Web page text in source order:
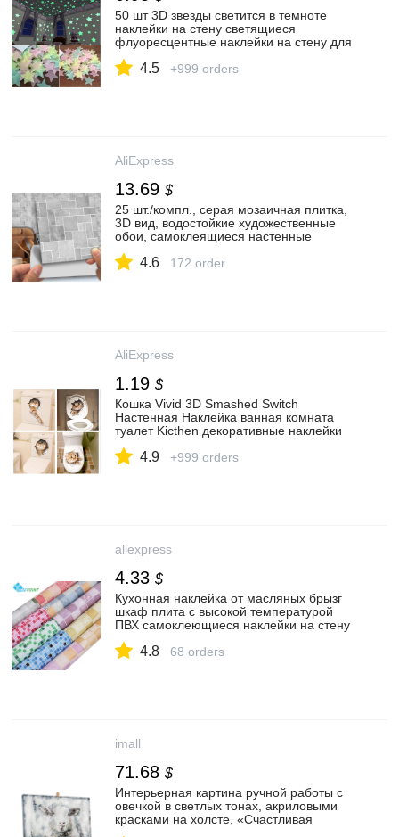
50 шт 3D звезды светится в темноте
наклейки на стену светящиеся
флуоресцентные наклейки на стену для
домашнего декора|Наклейки на стену| |
4.5 +999 orders
AliExpress
13.69 $
25 шт./компл., серая мозаичная плитка,
3D вид, водостойкие художественные
обои, самоклеящиеся настенные
плиточные наклейки|Наклейки на стену| |
4.6 172 order
AliExpress
1.19 $
Кошка Vivid 3D Smashed Switch
Настенная Наклейка ванная комната
туалет Kicthen декоративные наклейки
роспись искусства|switch wall sticker|wall
4.9 +999 orders
aliexpress
4.33 $
Кухонная наклейка от масляных брызг
шкаф плита с высокой температурой
ПВХ самоклеющиеся наклейки на стену
наклейки|Наклейки на стену| |
4.8 68 orders
imall
71.68 $
Интерьерная картина ручной работы с
овечкой в светлых тонах, акриловыми
красками на холсте, «Счастливая